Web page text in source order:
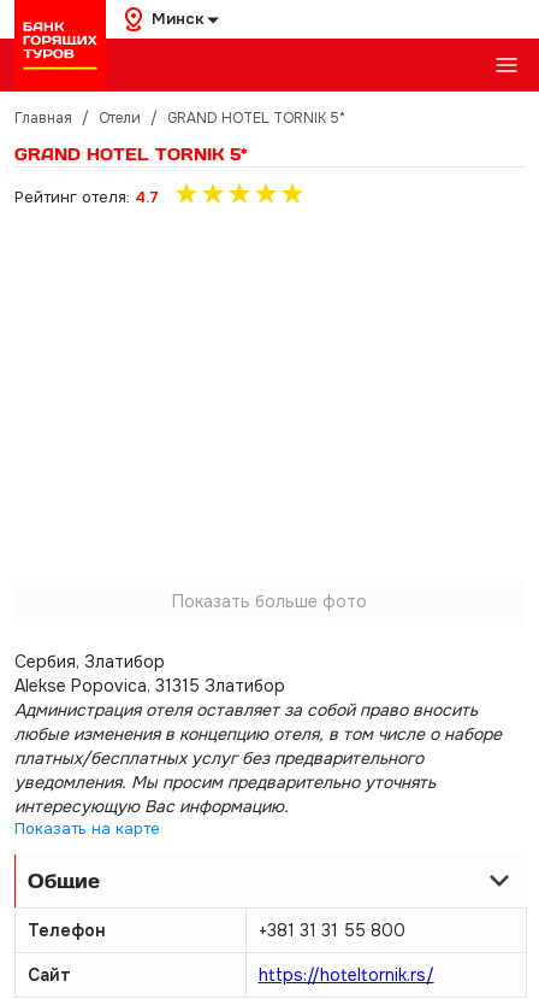
Минск
Главная / Отели / GRAND HOTEL TORNIK 5*
GRAND HOTEL TORNIK 5*
Рейтинг отеля: 4.7
Показать больше фото
Сербия, Златибор
Alekse Popovica, 31315 Златибор
Администрация отеля оставляет за собой право вносить
любые изменения в концепцию отеля, в том числе о наборе
платных/бесплатных услуг без предварительного
уведомления. Мы просим предварительно уточнять
интересующую Вас информацию.
Показать на карте
Общие
Телефон +381 31 31 55 800
Сайт https://hoteltornik.rs/